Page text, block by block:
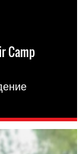
Camp